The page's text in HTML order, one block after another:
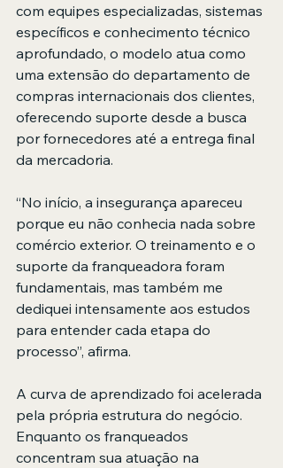
com equipes especializadas, sistemas
específicos e conhecimento técnico
aprofundado, o modelo atua como
uma extensão do departamento de
compras internacionais dos clientes,
oferecendo suporte desde a busca
por fornecedores até a entrega final
da mercadoria.
“No início, a insegurança apareceu
porque eu não conhecia nada sobre
comércio exterior. O treinamento e o
suporte da franqueadora foram
fundamentais, mas também me
dediquei intensamente aos estudos
para entender cada etapa do
processo”, afirma.
A curva de aprendizado foi acelerada
pela própria estrutura do negócio.
Enquanto os franqueados
concentram sua atuação na